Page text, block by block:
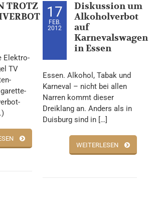
TROTZ
Elektro-
TV
17
FEB.
2012
Diskussion um
Alkoholverbot
auf
Karnevalswagen
in Essen
Essen. Alkohol, Tabak und
Karneval – nicht bei allen
Narren kommt dieser
Dreiklang an. Anders als in
Duisburg sind in […]
WEITERLESEN